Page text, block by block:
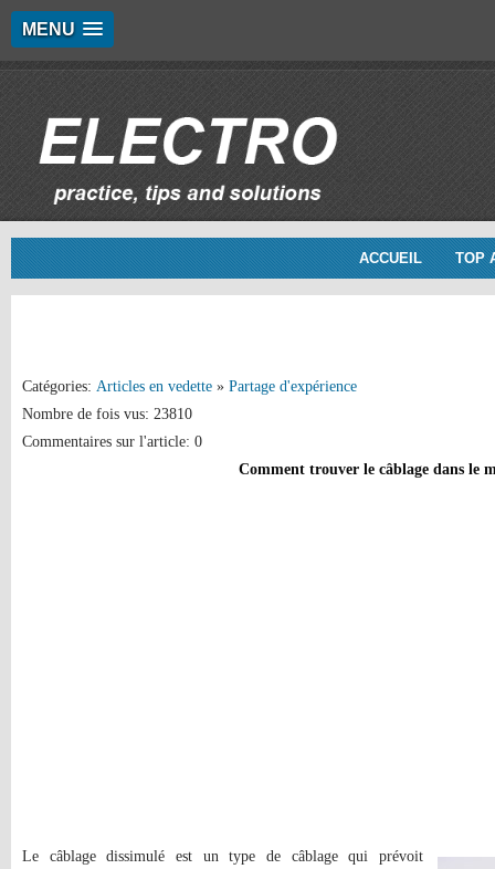
MENU
ACCUEIL TOP
Catégories: Articles en vedette » Partage d'expérience
Nombre de fois vus: 23810
Commentaires sur l'article: 0
Comment trouver le câblage dans le
Le câblage dissimulé est un type de câblage qui prévoit